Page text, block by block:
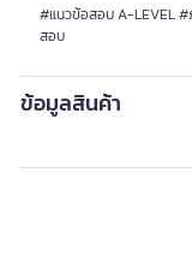
#แนวข้อสอบ A-LEVEL
สอบ
ข้อมูลสินค้า